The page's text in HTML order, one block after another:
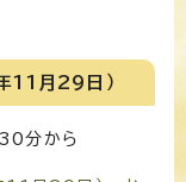
11月29日）
分から